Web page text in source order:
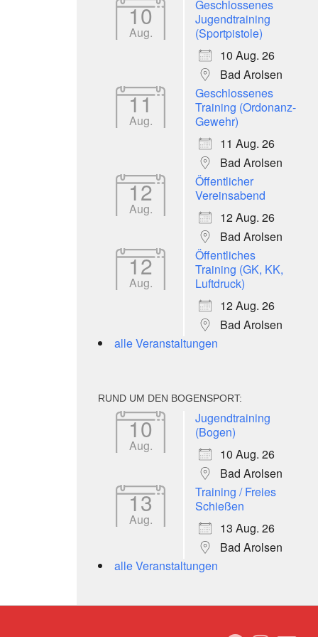
10
Aug.
Geschlossenes
Jugendtraining
(Sportpistole)
10 Aug. 26
Bad Arolsen
11
Aug.
Geschlossenes
Training (Ordonanz-
Gewehr)
11 Aug. 26
Bad Arolsen
12
Aug.
Öffentlicher
Vereinsabend
12 Aug. 26
Bad Arolsen
12
Aug.
Öffentliches
Training (GK, KK,
Luftdruck)
12 Aug. 26
Bad Arolsen
alle Veranstaltungen
RUND UM DEN BOGENSPORT:
10
Aug.
Jugendtraining
(Bogen)
10 Aug. 26
Bad Arolsen
13
Aug.
Training / Freies
Schießen
13 Aug. 26
Bad Arolsen
alle Veranstaltungen